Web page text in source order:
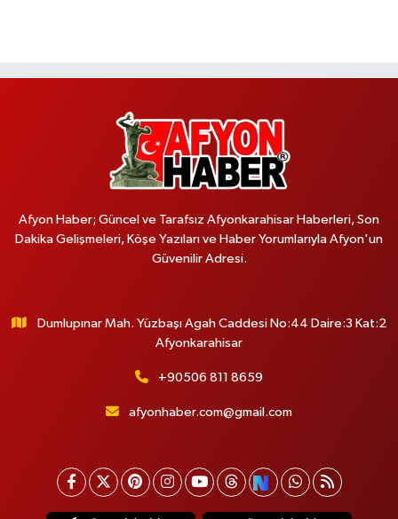
Afyon Haber; Güncel ve Tarafsız Afyonkarahisar Haberleri, Son
Dakika Gelişmeleri, Köşe Yazıları ve Haber Yorumlarıyla Afyon'un
Güvenilir Adresi.
Dumlupınar Mah. Yüzbaşı Agah Caddesi No:44 Daire:3 Kat:2
Afyonkarahisar
+90506 811 8659
afyonhaber.com@gmail.com